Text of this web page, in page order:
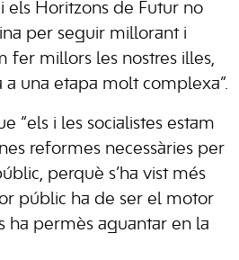
els Horitzons de Futur no
per seguir millorant i
fer millors les nostres illes,
a una etapa molt complexa”.
“els i les socialistes estam
reformes necessàries per
perquè s’ha vist més
públic ha de ser el motor
ha permès aguantar en la